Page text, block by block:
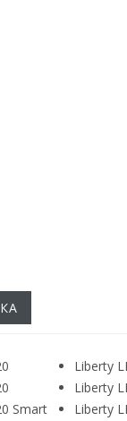
Smart
Liberty
Liberty
Liberty